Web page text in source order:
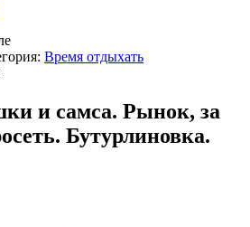
Время отдыхать
и самса. Рынок, за
Бутурлиновка.